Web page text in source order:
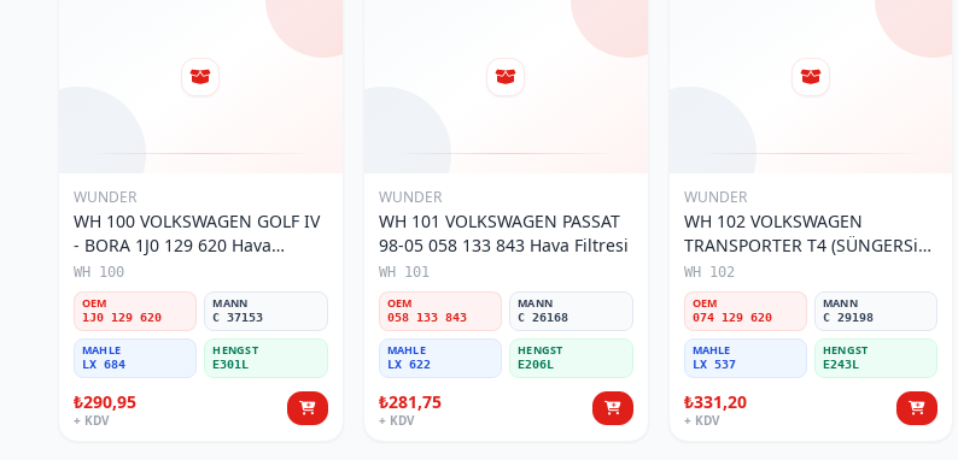
WUNDER
WH 100 VOLKSWAGEN GOLF IV
- BORA 1J0 129 620 Hava
Filtresi
WH 100
OEM
1J0 129 620
MANN
C 37153
MAHLE
LX 684
HENGST
E301L
₺290,95
+ KDV
WUNDER
WH 101 VOLKSWAGEN PASSAT
98-05 058 133 843 Hava Filtresi
WH 101
OEM
058 133 843
MANN
C 26168
MAHLE
LX 622
HENGST
E206L
₺281,75
+ KDV
WUNDER
WH 102 VOLKSWAGEN
TRANSPORTER T4 (SÜNGERSiZ)
074 129 620 Hava Filtresi
WH 102
OEM
074 129 620
MANN
C 29198
MAHLE
LX 537
HENGST
E243L
₺331,20
+ KDV